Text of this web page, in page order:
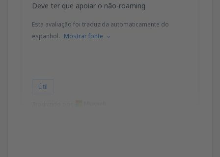
Deve ter que apoiar o não-roaming
Esta avaliação foi traduzida automaticamente do
espanhol. Mostrar fonte
Útil